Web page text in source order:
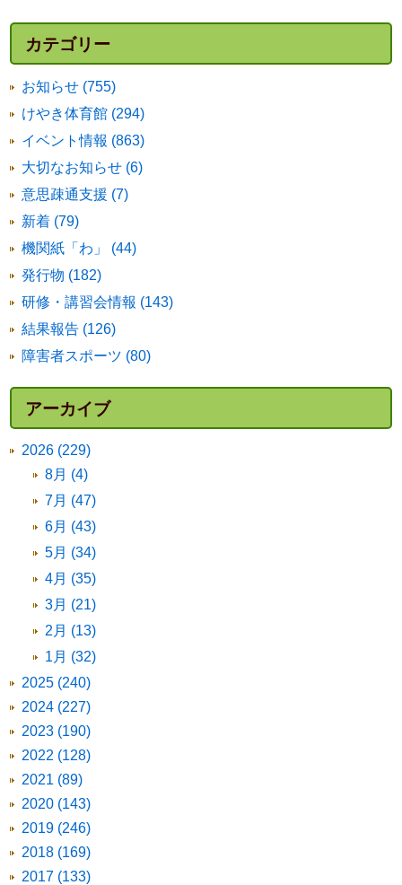
カテゴリー
お知らせ (755)
けやき体育館 (294)
イベント情報 (863)
大切なお知らせ (6)
意思疎通支援 (7)
新着 (79)
機関紙「わ」 (44)
発行物 (182)
研修・講習会情報 (143)
結果報告 (126)
障害者スポーツ (80)
アーカイブ
2026 (229)
8月 (4)
7月 (47)
6月 (43)
5月 (34)
4月 (35)
3月 (21)
2月 (13)
1月 (32)
2025 (240)
2024 (227)
2023 (190)
2022 (128)
2021 (89)
2020 (143)
2019 (246)
2018 (169)
2017 (133)